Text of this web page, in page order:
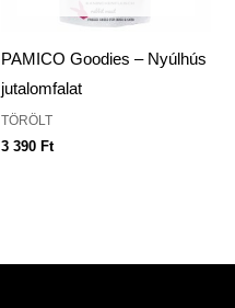
PAMICO Goodies – Nyúlhús
jutalomfalat
TÖRÖLT
3 390 Ft